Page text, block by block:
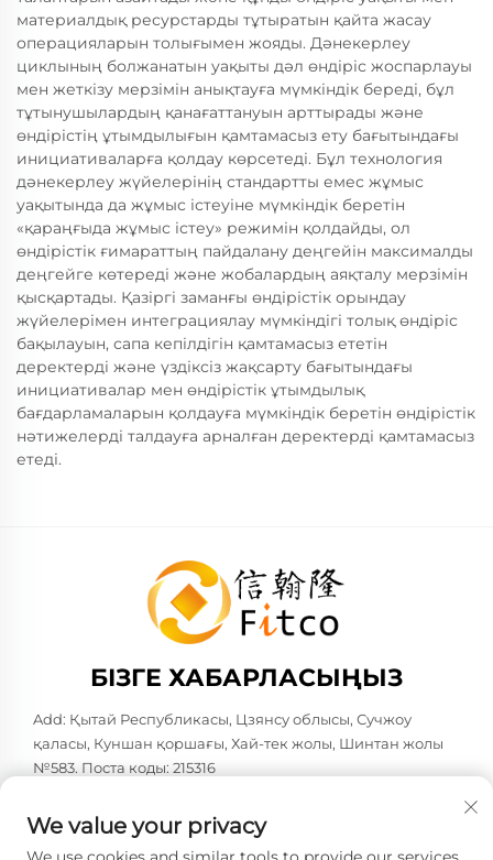
материалдық ресурстарды тұтыратын қайта жасау
операцияларын толығымен жояды. Дәнекерлеу
циклының болжанатын уақыты дәл өндіріс жоспарлауы
мен жеткізу мерзімін анықтауға мүмкіндік береді, бұл
тұтынушылардың қанағаттануын арттырады және
өндірістің ұтымдылығын қамтамасыз ету бағытындағы
инициативаларға қолдау көрсетеді. Бұл технология
дәнекерлеу жүйелерінің стандартты емес жұмыс
уақытында да жұмыс істеуіне мүмкіндік беретін
«қараңғыда жұмыс істеу» режимін қолдайды, ол
өндірістік ғимараттың пайдалану деңгейін максималды
деңгейге көтереді және жобалардың аяқталу мерзімін
қысқартады. Қазіргі заманғы өндірістік орындау
жүйелерімен интеграциялау мүмкіндігі толық өндіріс
бақылауын, сапа кепілдігін қамтамасыз ететін
деректерді және үздіксіз жақсарту бағытындағы
инициативалар мен өндірістік ұтымдылық
бағдарламаларын қолдауға мүмкіндік беретін өндірістік
нәтижелерді талдауға арналған деректерді қамтамасыз
етеді.
БІЗГЕ ХАБАРЛАСЫҢЫЗ
Add: Қытай Республикасы, Цзянсу облысы, Сучжоу
қаласы, Куншан қоршағы, Хай-тек жолы, Шинтан жолы
№583. Поста коды: 215316
Электрондық пошта:
[email protected]
We value your privacy